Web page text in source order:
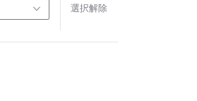
選択解除